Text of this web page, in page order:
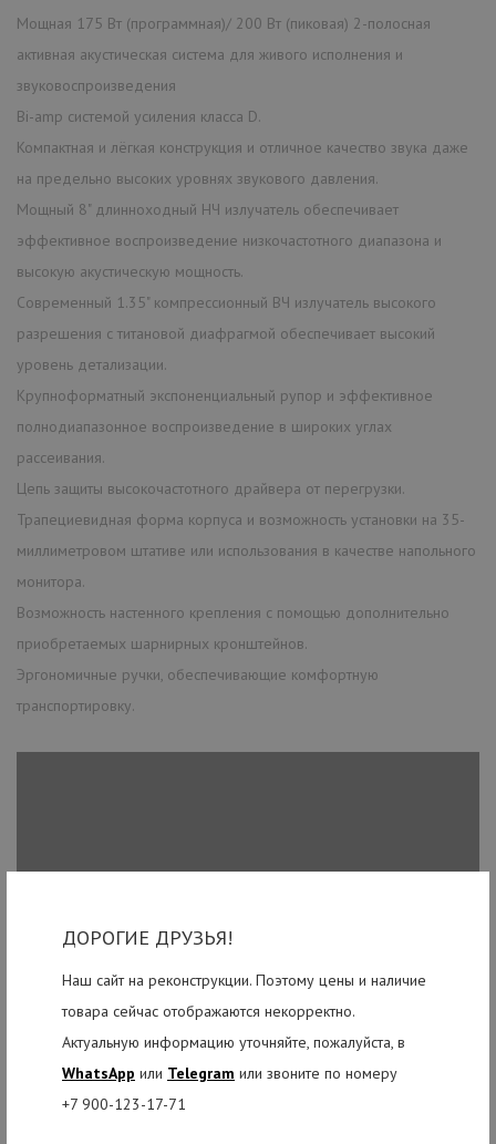
ДОРОГИЕ ДРУЗЬЯ!
Наш сайт на реконструкции. Поэтому цены и наличие
товара сейчас отображаются некорректно.
Актуальную информацию уточняйте, пожалуйста, в
WhatsApp или Telegram или звоните по номеру
+7 900-123-17-71
Мощная 175 Вт (программная)/ 200 Вт (пиковая) 2-полосная
активная акустическая система для живого исполнения и
звуковоспроизведения
Bi-amp системой усиления класса D.
Компактная и лёгкая конструкция и отличное качество звука даже
на предельно высоких уровнях звукового давления.
Мощный 8" длинноходный НЧ излучатель обеспечивает
эффективное воспроизведение низкочастотного диапазона и
высокую акустическую мощность.
Современный 1.35" компрессионный ВЧ излучатель высокого
разрешения с титановой диафрагмой обеспечивает высокий
уровень детализации.
Крупноформатный экспоненциальный рупор и эффективное
полнодиапазонное воспроизведение в широких углах
рассеивания.
Цепь защиты высокочастотного драйвера от перегрузки.
Трапециевидная форма корпуса и возможность установки на 35-
миллиметровом штативе или использования в качестве напольного
монитора.
Возможность настенного крепления с помощью дополнительно
приобретаемых шарнирных кронштейнов.
Эргономичные ручки, обеспечивающие комфортную
транспортировку.